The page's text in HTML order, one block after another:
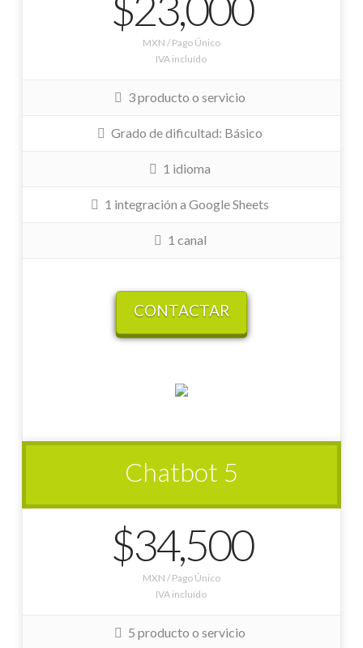
MXN / Pago Único
IVA incluído
3 producto o servicio
Grado de dificultad: Básico
1 idioma
1 integración a Google Sheets
1 canal
CONTACTAR
Chatbot 5
$34,500
MXN / Pago Único
IVA incluído
5 producto o servicio